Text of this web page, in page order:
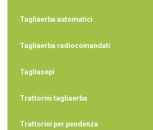
Tagliaerba automatici
Tagliaerba radiocomandati
Tagliasepi
Trattorini tagliaerba
Trattorini per pendenza